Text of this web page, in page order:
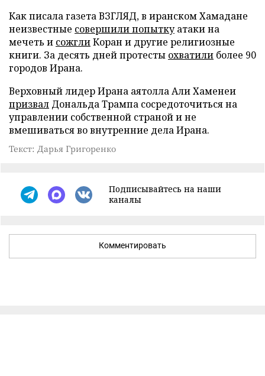
Как писала газета ВЗГЛЯД, в иранском Хамадане
неизвестные совершили попыткуатаки на
мечеть и сожглиКоран и другие религиозные
книги. За десять дней протесты охватили более 90
городов Ирана.
Верховный лидер Ирана аятолла Али Хаменеи
призвал Дональда Трампа сосредоточиться на
управлении собственной страной и не
вмешиваться во внутренние дела Ирана.
Текст: Дарья Григоренко
Подписывайтесь на наши
каналы
Комментировать